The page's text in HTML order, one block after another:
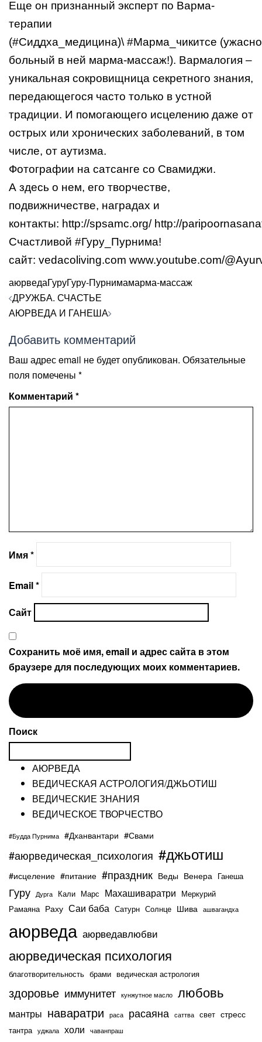
Еще он признанный эксперт по Варма-
терапии
(#Сиддха_медицина)\ #Марма_чикитсе (ужасно
больный в ней марма-массаж!). Вармалогия –
уникальная сокровищница секретного знания,
передающегося часто только в устной
традиции. И помогающего исцелению даже от
острых или хронических заболеваний, в том
числе, от аутизма.
Фотографии на сатсанге со Свамиджи.
А здесь о нем, его творчестве,
подвижничестве, наградах и
контакты: http://spsamc.org/ http://
Счастливой #Гуру_Пурнима!
сайт: vedacoliving.com www.youtube.com/
аюрведаГуруГуру-Пурнимамарма-массаж
Навигация
по
записям
ДРУЖБА. СЧАСТЬЕ
АЮРВЕДА И ГАНЕША
Добавить комментарий
Ваш адрес email не будет опубликован. Обязательные
поля помечены *
Комментарий *
Имя*
Email*
Сайт
Сохранить моё имя, email и адрес сайта в этом
браузере для последующих моих комментариев.
Поиск
АЮРВЕДА
ВЕДИЧЕСКАЯ АСТРОЛОГИЯ/ДЖЬОТИШ
ВЕДИЧЕСКИЕ ЗНАНИЯ
ВЕДИЧЕСКОЕ ТВОРЧЕСТВО
#Будда Пурнима #Дханвантари #Свами
#аюрведическая_психология #джьотиш
#исцеление #питание #праздник Веды Венера Ганеша
Гуру Дурга Кали Марс Махашиваратри Меркурий
Рамаяна Раху Саи баба Сатурн Солнце Шива ашвагандха
аюрведа аюрведавлюбви
аюрведическая психология
благотворительность брами ведическая астрология
здоровье иммунитет кунжутное масло любовь
мантры наваратри раса расаяна саттва свет стресс
тантра уджала холи чаванпраш